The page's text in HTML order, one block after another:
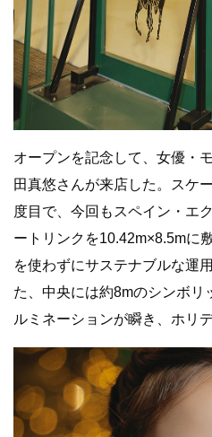
オープンを記念して、女優・
田真悠さんが来店した。スケ
度目で、今回もスペイン・エ
ートリンクを10.42m×8.5mに
を使わずにサステナブルな運
た、中央には約8mのシンボリ
ルミネーションが瞬き、ホリ